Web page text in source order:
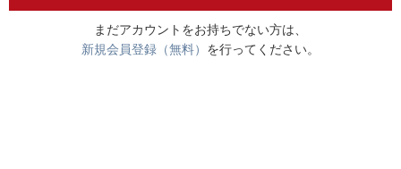
まだアカウントをお持ちでない方は、
新規会員登録（無料） を行ってください。